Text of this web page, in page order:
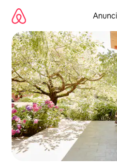
para
conteúdo